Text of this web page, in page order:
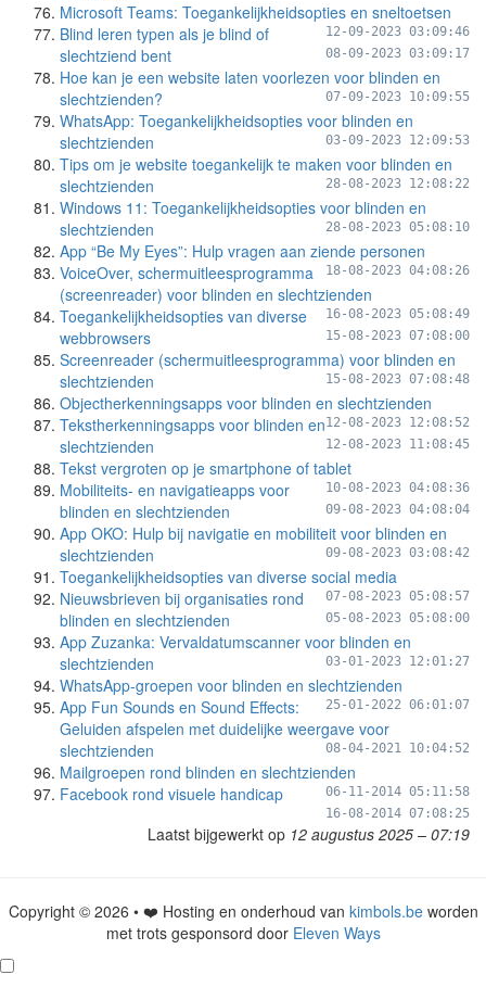
Microsoft Teams: Toegankelijkheidsopties en sneltoetsen
12-09-2023 03:09:46
Blind leren typen als je blind of
slechtziend bent
08-09-2023 03:09:17
Hoe kan je een website laten voorlezen voor blinden en
slechtzienden?
07-09-2023 10:09:55
WhatsApp: Toegankelijkheidsopties voor blinden en
slechtzienden
03-09-2023 12:09:53
Tips om je website toegankelijk te maken voor blinden en
slechtzienden
28-08-2023 12:08:22
Windows 11: Toegankelijkheidsopties voor blinden en
slechtzienden
28-08-2023 05:08:10
App “Be My Eyes”: Hulp vragen aan ziende personen
18-08-2023 04:08:26
VoiceOver, schermuitleesprogramma
(screenreader) voor blinden en slechtzienden
16-08-2023 05:08:49
Toegankelijkheidsopties van diverse
webbrowsers
15-08-2023 07:08:00
Screenreader (schermuitleesprogramma) voor blinden en
slechtzienden
15-08-2023 07:08:48
Objectherkenningsapps voor blinden en slechtzienden
12-08-2023 12:08:52
Tekstherkenningsapps voor blinden en
slechtzienden
12-08-2023 11:08:45
Tekst vergroten op je smartphone of tablet
10-08-2023 04:08:36
Mobiliteits- en navigatieapps voor
blinden en slechtzienden
09-08-2023 04:08:04
App OKO: Hulp bij navigatie en mobiliteit voor blinden en
slechtzienden
09-08-2023 03:08:42
Toegankelijkheidsopties van diverse social media
07-08-2023 05:08:57
Nieuwsbrieven bij organisaties rond
blinden en slechtzienden
05-08-2023 05:08:00
App Zuzanka: Vervaldatumscanner voor blinden en
slechtzienden
03-01-2023 12:01:27
WhatsApp-groepen voor blinden en slechtzienden
25-01-2022 06:01:07
App Fun Sounds en Sound Effects:
Geluiden afspelen met duidelijke weergave voor
slechtzienden
08-04-2021 10:04:52
Mailgroepen rond blinden en slechtzienden
06-11-2014 05:11:58
Facebook rond visuele handicap
16-08-2014 07:08:25
Laatst bijgewerkt op 12 augustus 2025 – 07:19
Copyright © 2026 • ❤️ Hosting en onderhoud van kimbols.beworden
met trots gesponsord door Eleven Ways